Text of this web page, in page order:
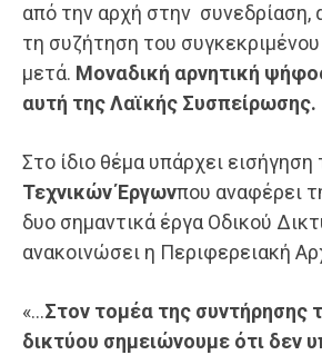
από την αρχή στην συνεδρίαση,
τη συζήτηση του
μετά. Μοναδική αρνητική
αυτή της Λαϊκής Συσπείρωσης.
Στο ίδιο θέμα υπάρχει εισήγηση
Τεχνικών Έργωνπου αναφέρει
δυο σημαντικά έργα Οδικού
ανακοινώσει η Περιφερειακή
«…Στον τομέα της συντήρησης
δικτύου σημειώνουμε ότι δεν